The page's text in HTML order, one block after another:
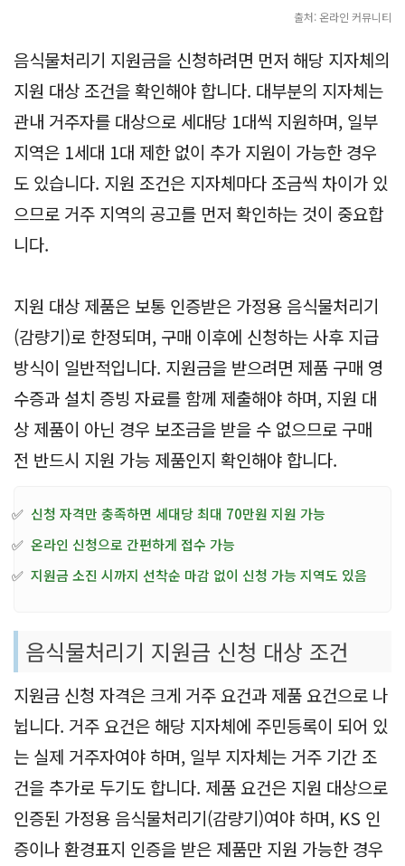
출처: 온라인 커뮤니티
음식물처리기 지원금을 신청하려면 먼저 해당 지자체의
지원 대상 조건을 확인해야 합니다. 대부분의 지자체는
관내 거주자를 대상으로 세대당 1대씩 지원하며, 일부
지역은 1세대 1대 제한 없이 추가 지원이 가능한 경우
도 있습니다. 지원 조건은 지자체마다 조금씩 차이가 있
으므로 거주 지역의 공고를 먼저 확인하는 것이 중요합
니다.
지원 대상 제품은 보통 인증받은 가정용 음식물처리기
(감량기)로 한정되며, 구매 이후에 신청하는 사후 지급
방식이 일반적입니다. 지원금을 받으려면 제품 구매 영
수증과 설치 증빙 자료를 함께 제출해야 하며, 지원 대
상 제품이 아닌 경우 보조금을 받을 수 없으므로 구매
전 반드시 지원 가능 제품인지 확인해야 합니다.
✅ 신청 자격만 충족하면 세대당 최대 70만원 지원 가능
✅ 온라인 신청으로 간편하게 접수 가능
✅ 지원금 소진 시까지 선착순 마감 없이 신청 가능 지역도 있음
음식물처리기 지원금 신청 대상 조건
지원금 신청 자격은 크게 거주 요건과 제품 요건으로 나
뉩니다. 거주 요건은 해당 지자체에 주민등록이 되어 있
는 실제 거주자여야 하며, 일부 지자체는 거주 기간 조
건을 추가로 두기도 합니다. 제품 요건은 지원 대상으로
인증된 가정용 음식물처리기(감량기)여야 하며, KS 인
증이나 환경표지 인증을 받은 제품만 지원 가능한 경우